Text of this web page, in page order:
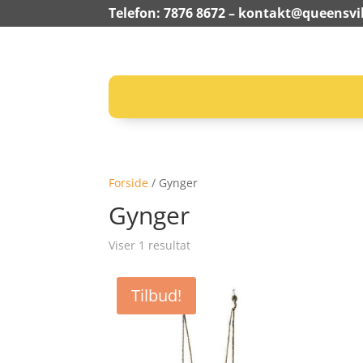
Telefon: 7876 8672 –
Forside / Gynger
Gynger
Viser 1 resultat
Tilbud!